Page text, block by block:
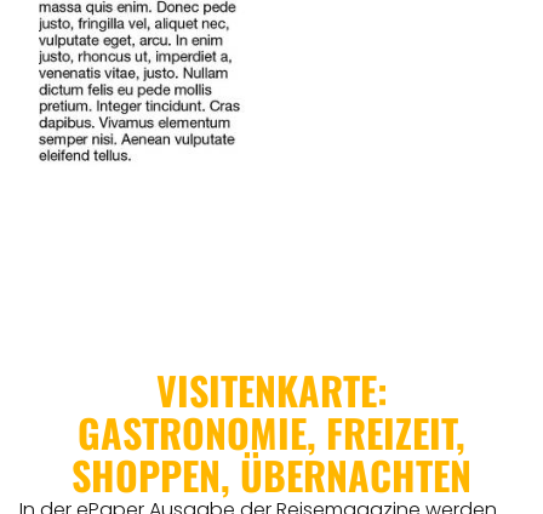
VISITENKARTE:
GASTRONOMIE, FREIZEIT,
SHOPPEN, ÜBERNACHTEN